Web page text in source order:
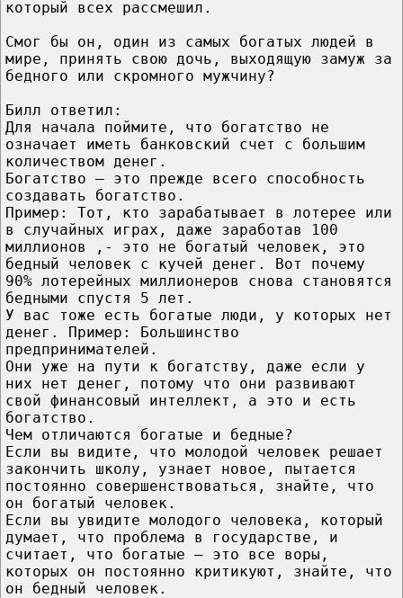
который всех рассмешил.
Смог бы он, один из самых богатых людей в
мире, принять свою дочь, выходящую замуж за
бедного или скромного мужчину?
Билл ответил:
Для начала поймите, что богатство не
означает иметь банковский счет с большим
количеством денег.
Богатство — это прежде всего способность
создавать богатство.
Пример: Тот, кто зарабатывает в лотерее или
в случайных играх, даже заработав 100
миллионов ,- это не богатый человек, это
бедный человек с кучей денег. Вот почему
90% лотерейных миллионеров снова становятся
бедными спустя 5 лет.
У вас тоже есть богатые люди, у которых нет
денег. Пример: Большинство
предпринимателей.
Они уже на пути к богатству, даже если у
них нет денег, потому что они развивают
свой финансовый интеллект, а это и есть
богатство.
Чем отличаются богатые и бедные?
Если вы видите, что молодой человек решает
закончить школу, узнает новое, пытается
постоянно совершенствоваться, знайте, что
он богатый человек.
Если вы увидите молодого человека, который
думает, что проблема в государстве, и
считает, что богатые — это все воры,
которых он постоянно критикуют, знайте, что
он бедный человек.